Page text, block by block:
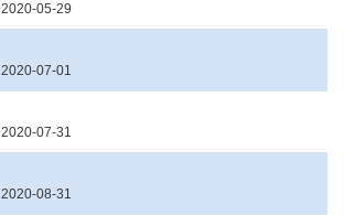
2020-05-29
2020-07-01
2020-07-31
2020-08-31